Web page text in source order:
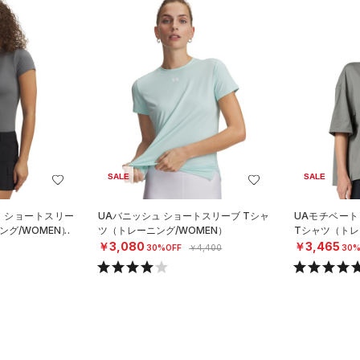
ョートスリー
グ/WOMEN）
SALE
UAバニッシュ ショートスリーブ Tシャ
ツ（トレーニング/WOMEN）
￥3,080 30%OFF ￥4,400
SALE
UAモチベー
Tシャツ（ト
￥3,465